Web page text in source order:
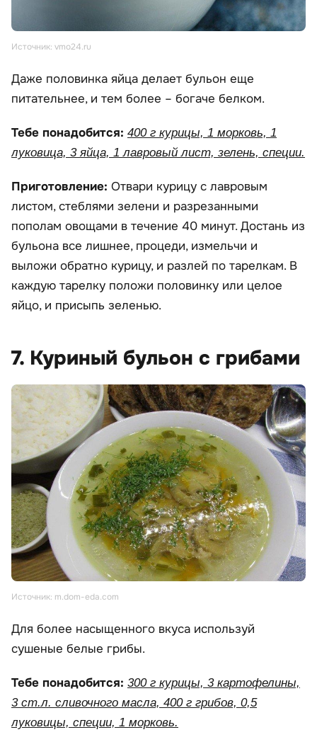
Источник: vmo24.ru
Даже половинка яйца делает бульон еще
питательнее, и тем более – богаче белком.
Тебе понадобится: 400 г курицы, 1 морковь, 1
луковица, 3 яйца, 1 лавровый лист, зелень, специи.
Приготовление: Отвари курицу с лавровым
листом, стеблями зелени и разрезанными
пополам овощами в течение 40 минут. Достань из
бульона все лишнее, процеди, измельчи и
выложи обратно курицу, и разлей по тарелкам. В
каждую тарелку положи половинку или целое
яйцо, и присыпь зеленью.
7. Куриный бульон с грибами
Источник: m.dom-eda.com
Для более насыщенного вкуса используй
сушеные белые грибы.
Тебе понадобится: 300 г курицы, 3 картофелины,
3 ст.л. сливочного масла, 400 г грибов, 0,5
луковицы, специи, 1 морковь.